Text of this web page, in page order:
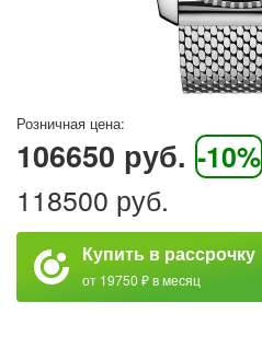
Розничная цена:
106650 руб. -10%
118500 руб.
Купить в рассрочку
от 19750 ₽ в месяц